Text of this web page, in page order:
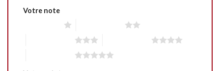
Votre note